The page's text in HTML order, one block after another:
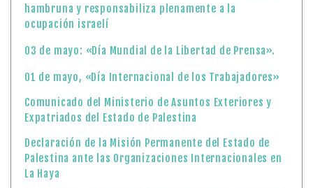
hambruna y responsabiliza plenamente a la
ocupación israelí
03 de mayo: «Día Mundial de la Libertad de Prensa».
01 de mayo, «Día Internacional de los Trabajadores»
Comunicado del Ministerio de Asuntos Exteriores y
Expatriados del Estado de Palestina
Declaración de la Misión Permanente del Estado de
Palestina ante las Organizaciones Internacionales en
La Haya